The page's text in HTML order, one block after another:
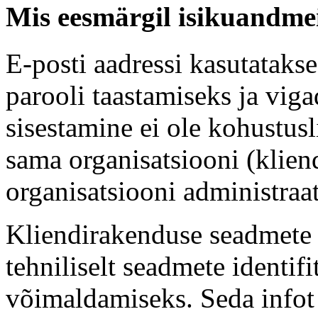
Mis eesmärgil
E-posti aadressi
parooli taastamiseks ja
sisestamine ei ole
sama organisatsiooni
organisatsiooni
Kliendirakenduse
tehniliselt seadmete
võimaldamiseks. Seda